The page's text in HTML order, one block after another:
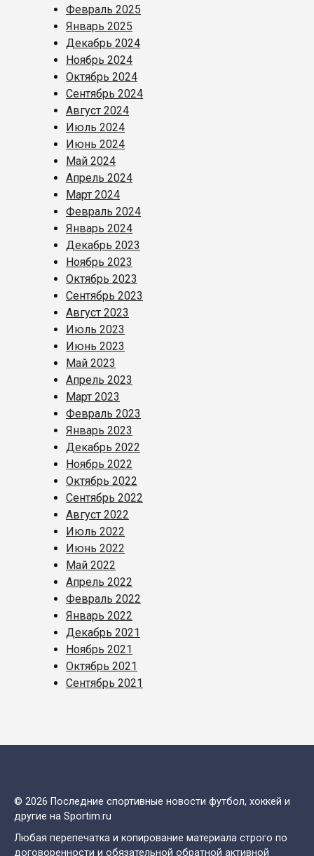
Февраль 2025
Январь 2025
Декабрь 2024
Ноябрь 2024
Октябрь 2024
Сентябрь 2024
Август 2024
Июль 2024
Июнь 2024
Май 2024
Апрель 2024
Март 2024
Февраль 2024
Январь 2024
Декабрь 2023
Ноябрь 2023
Октябрь 2023
Сентябрь 2023
Август 2023
Июль 2023
Июнь 2023
Май 2023
Апрель 2023
Март 2023
Февраль 2023
Январь 2023
Декабрь 2022
Ноябрь 2022
Октябрь 2022
Сентябрь 2022
Август 2022
Июль 2022
Июнь 2022
Май 2022
Апрель 2022
Февраль 2022
Январь 2022
Декабрь 2021
Ноябрь 2021
Октябрь 2021
Сентябрь 2021
© 2026 Последние спортивные новости футбол, хоккей и
другие на Sportim.ru
Любая перепечатка и копирование материала строго по
договоренности и обязательной обратной активной